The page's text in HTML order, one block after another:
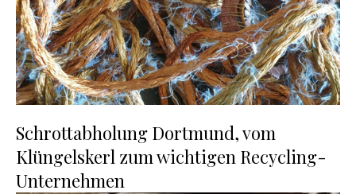
Schrottabholung Dortmund, vom
Klüngelskerl zum wichtigen Recycling-
Unternehmen